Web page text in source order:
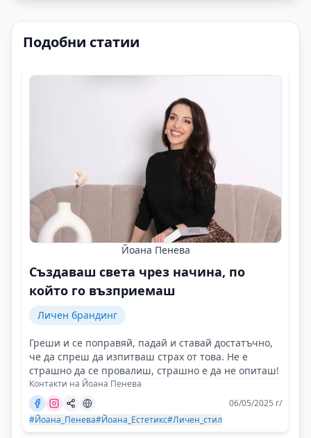
Подобни статии
Йоана Пенева
Създаваш света чрез начина, по
който го възприемаш
Личен брандинг
Греши и се поправяй, падай и ставай достатъчно,
че да спреш да изпитваш страх от това. Не е
страшно да се провалиш, страшно е да не опиташ!
Контакти на Йоана Пенева
06/05/2025 г/
#Йоана_Пенева#Йоана_Естетикс#Личен_стил